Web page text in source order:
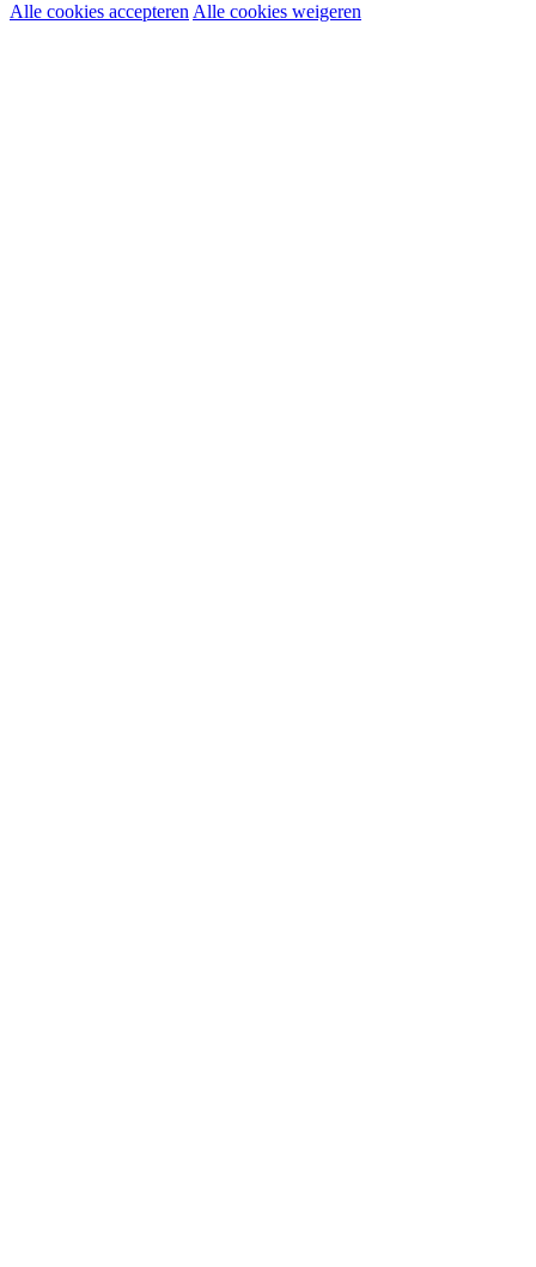
Noodzakelijke cookies:
Alle cookies accepteren Alle cookies weigeren